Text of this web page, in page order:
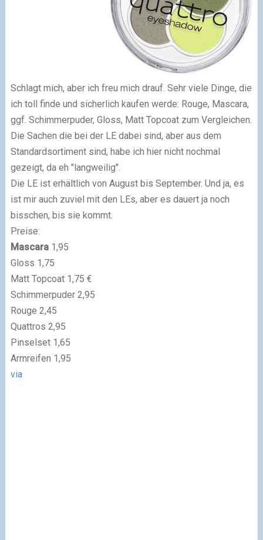
Schlagt mich, aber ich freu mich drauf. Sehr viele Dinge, die
ich toll finde und sicherlich kaufen werde: Rouge, Mascara,
ggf. Schimmerpuder, Gloss, Matt Topcoat zum Vergleichen.
Die Sachen die bei der LE dabei sind, aber aus dem
Standardsortiment sind, habe ich hier nicht nochmal
gezeigt, da eh "langweilig".
Die LE ist erhältlich von August bis September. Und ja, es
ist mir auch zuviel mit den LEs, aber es dauert ja noch
bisschen, bis sie kommt.
Preise:
Mascara1,95
Gloss 1,75
Matt Topcoat 1,75 €
Schimmerpuder 2,95
Rouge 2,45
Quattros 2,95
Pinselset 1,65
Armreifen 1,95
via